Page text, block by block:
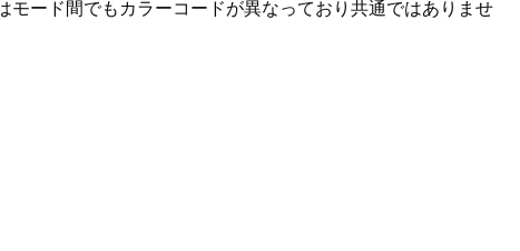
ード間でもカラーコードが異なっており共通ではありませ